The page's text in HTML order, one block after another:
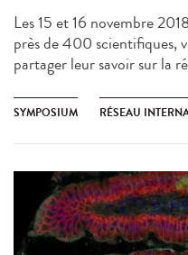
Les 15 et 16 novembre
près de 400 scientifiques,
partager leur savoir sur la
SYMPOSIUM RÉSEAU